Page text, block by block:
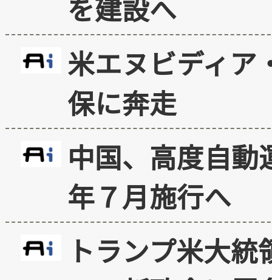
を建設へ
米エヌビディア
保に奔走
中国、高度自
年７月施行へ
トランプ米大